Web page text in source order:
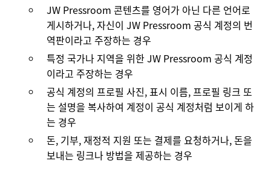
JW Pressroom 콘텐츠를 영어가 아닌 다른 언어로
게시하거나, 자신이 JW Pressroom 공식 계정의 번
역판이라고 주장하는 경우
특정 국가나 지역을 위한 JW Pressroom 공식 계정
이라고 주장하는 경우
공식 계정의 프로필 사진, 표시 이름, 프로필 링크 또
는 설명을 복사하여 계정이 공식 계정처럼 보이게 하
는 경우
돈, 기부, 재정적 지원 또는 결제를 요청하거나, 돈을
보내는 링크나 방법을 제공하는 경우